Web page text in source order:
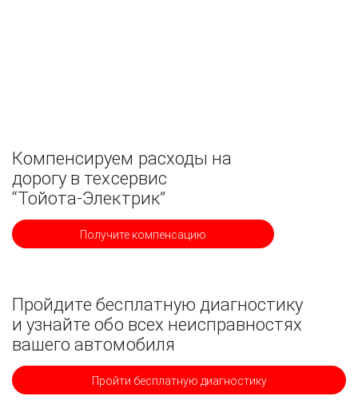
Компенсируем расходы на
дорогу в техсервис
“Тойота-Электрик”
Получите компенсацию
Пройдите бесплатную диагностику
и узнайте обо всех неисправностях
вашего автомобиля
Пройти бесплатную диагностику